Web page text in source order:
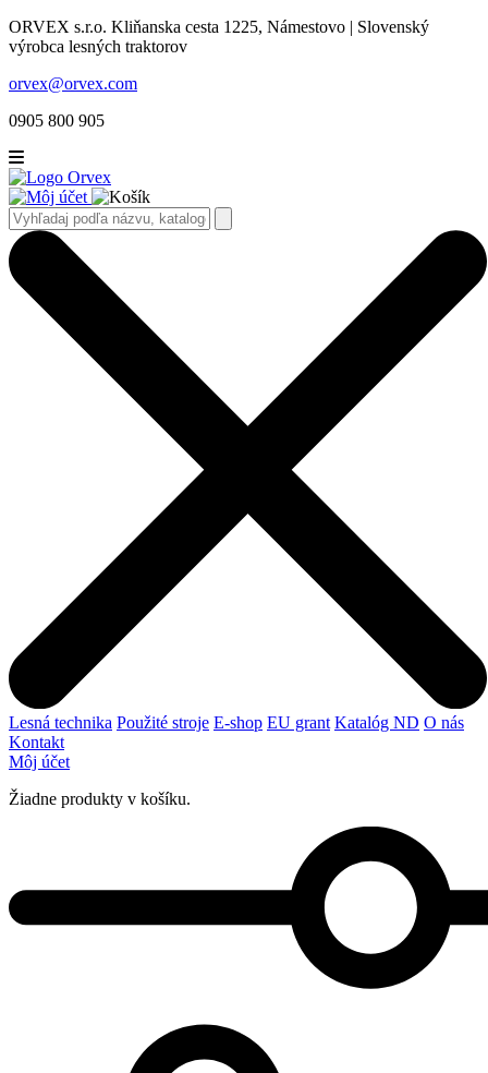
ORVEX s.r.o. Kliňanska cesta 1225, Námestovo | Slovenský
výrobca lesných traktorov
orvex@orvex.com
0905 800 905
Lesná technika Použité stroje E-shop EU grant Katalóg ND O nás
Kontakt
Môj účet
Žiadne produkty v košíku.